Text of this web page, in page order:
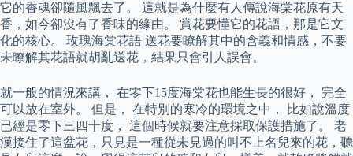
它的香魂卻隨風飄去了。 這就是為什麼有人傳說海棠花原有天
香，如今卻沒有了香味的緣由。 賞花要懂它的花語，那是它文
化的核心。 玫瑰海棠花語 送花要瞭解其中的含義和情感，不要
未瞭解其花語就胡亂送花，結果只會引人誤會。
就一般的情況來講， 在零下15度海棠花也能生長的很好， 完全
可以放在室外。 但是， 在特別的寒冷的環境之中， 比如說溫度
已經是零下三四十度， 這個時候就要注意採取保護措施了。 老
漢接住了這盆花，只見是一種從未見過的叫不上名兒來的花，聽